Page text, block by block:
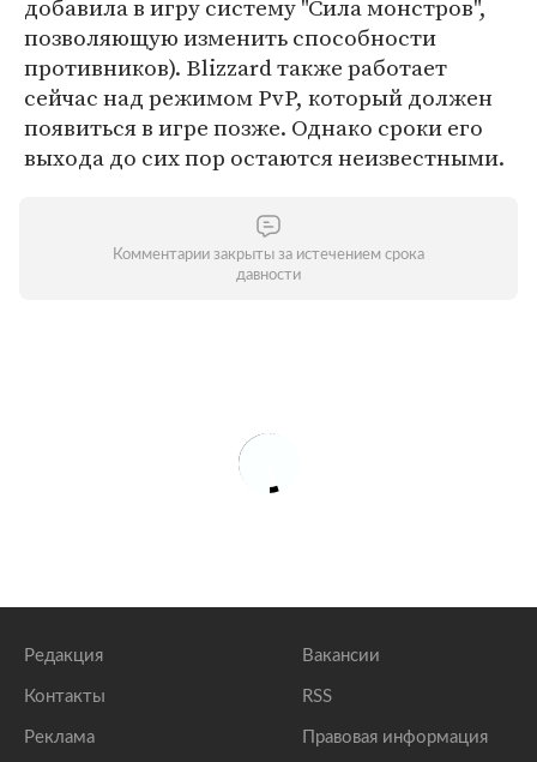
добавила в игру систему "Сила монстров",
позволяющую изменить способности
противников). Blizzard также работает
сейчас над режимом PvP, который должен
появиться в игре позже. Однако сроки его
выхода до сих пор остаются неизвестными.
Комментарии закрыты за истечением срока
давности
Редакция
Контакты
Реклама
Вакансии
RSS
Правовая информация